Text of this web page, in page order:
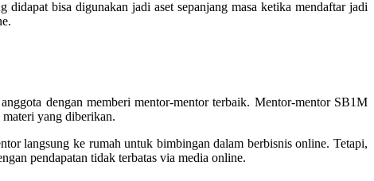
bisa digunakan jadi aset sepanjang masa ketika mendaftar jadi
dengan memberi mentor-mentor terbaik. Mentor-mentor SB1M
yang diberikan.
langsung ke rumah untuk bimbingan dalam berbisnis online. Tetapi,
pendapatan tidak terbatas via media online.